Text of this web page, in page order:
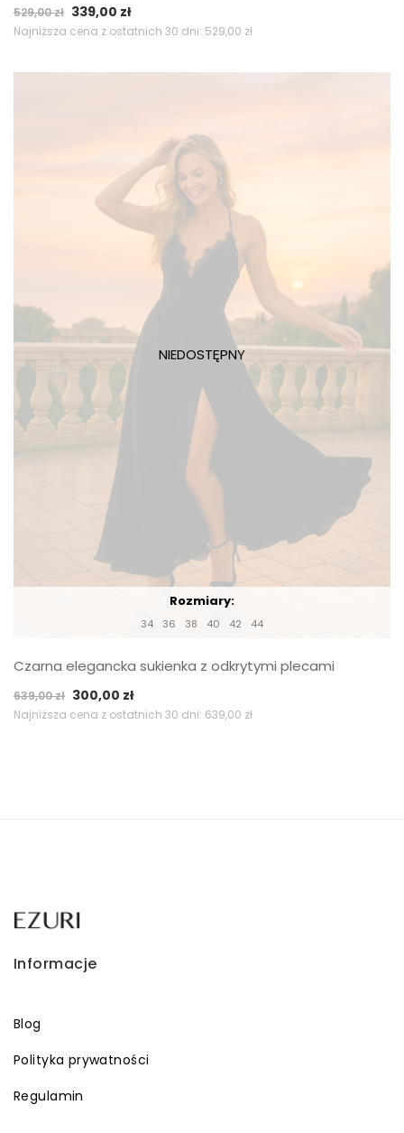
529,00zł Pierwotna
cena
529,00 zł.
339,00 złAktualna
cena
339,00 zł.
Najniższa cena z ostatnich 30 dni: 529,00 zł
Rozmiary:
34 36 38 40 42 44
Czarna elegancka sukienka z odkrytymi plecami
639,00zł Pierwotna
cena
300,00 złAktualna
cena
Najniższa cena z ostatnich 30 dni: 639,00 zł
Informacje
Blog
Polityka prywatności
Regulamin